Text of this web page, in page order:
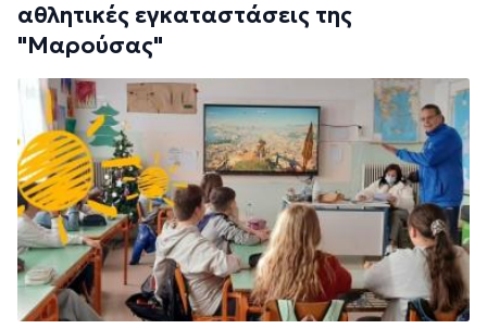
αθλητικές εγκαταστάσεις της
"Μαρούσας"